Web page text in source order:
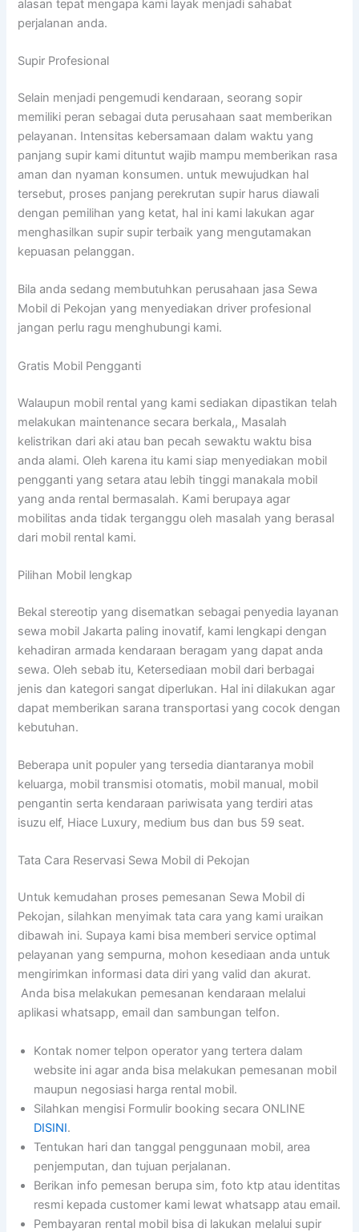
alasan tepat mengapa kami layak menjadi sahabat
perjalanan anda.
Supir Profesional
Selain menjadi pengemudi kendaraan, seorang sopir
memiliki peran sebagai duta perusahaan saat memberikan
pelayanan. Intensitas kebersamaan dalam waktu yang
panjang supir kami dituntut wajib mampu memberikan rasa
aman dan nyaman konsumen. untuk mewujudkan hal
tersebut, proses panjang perekrutan supir harus diawali
dengan pemilihan yang ketat, hal ini kami lakukan agar
menghasilkan supir supir terbaik yang mengutamakan
kepuasan pelanggan.
Bila anda sedang membutuhkan perusahaan jasa Sewa
Mobil di Pekojan yang menyediakan driver profesional
jangan perlu ragu menghubungi kami.
Gratis Mobil Pengganti
Walaupun mobil rental yang kami sediakan dipastikan telah
melakukan maintenance secara berkala,, Masalah
kelistrikan dari aki atau ban pecah sewaktu waktu bisa
anda alami. Oleh karena itu kami siap menyediakan mobil
pengganti yang setara atau lebih tinggi manakala mobil
yang anda rental bermasalah. Kami berupaya agar
mobilitas anda tidak terganggu oleh masalah yang berasal
dari mobil rental kami.
Pilihan Mobil lengkap
Bekal stereotip yang disematkan sebagai penyedia layanan
sewa mobil Jakarta paling inovatif, kami lengkapi dengan
kehadiran armada kendaraan beragam yang dapat anda
sewa. Oleh sebab itu, Ketersediaan mobil dari berbagai
jenis dan kategori sangat diperlukan. Hal ini dilakukan agar
dapat memberikan sarana transportasi yang cocok dengan
kebutuhan.
Beberapa unit populer yang tersedia diantaranya mobil
keluarga, mobil transmisi otomatis, mobil manual, mobil
pengantin serta kendaraan pariwisata yang terdiri atas
isuzu elf, Hiace Luxury, medium bus dan bus 59 seat.
Tata Cara Reservasi Sewa Mobil di Pekojan
Untuk kemudahan proses pemesanan Sewa Mobil di
Pekojan, silahkan menyimak tata cara yang kami uraikan
dibawah ini. Supaya kami bisa memberi service optimal
pelayanan yang sempurna, mohon kesediaan anda untuk
mengirimkan informasi data diri yang valid dan akurat.
Anda bisa melakukan pemesanan kendaraan melalui
aplikasi whatsapp, email dan sambungan telfon.
Kontak nomer telpon operator yang tertera dalam
website ini agar anda bisa melakukan pemesanan mobil
maupun negosiasi harga rental mobil.
Silahkan mengisi Formulir booking secara ONLINE
DISINI.
Tentukan hari dan tanggal penggunaan mobil, area
penjemputan, dan tujuan perjalanan.
Berikan info pemesan berupa sim, foto ktp atau identitas
resmi kepada customer kami lewat whatsapp atau email.
Pembayaran rental mobil bisa di lakukan melalui supir